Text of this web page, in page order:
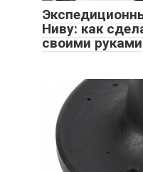
Ниву: как
своими руками